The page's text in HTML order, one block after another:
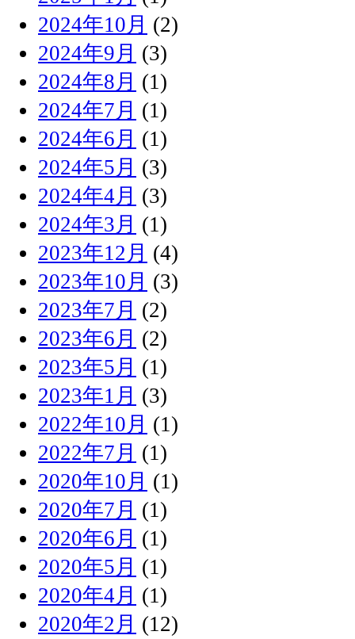
2024年10月 (2)
2024年9月 (3)
2024年8月 (1)
2024年7月 (1)
2024年6月 (1)
2024年5月 (3)
2024年4月 (3)
2024年3月 (1)
2023年12月 (4)
2023年10月 (3)
2023年7月 (2)
2023年6月 (2)
2023年5月 (1)
2023年1月 (3)
2022年10月 (1)
2022年7月 (1)
2020年10月 (1)
2020年7月 (1)
2020年6月 (1)
2020年5月 (1)
2020年4月 (1)
2020年2月 (12)